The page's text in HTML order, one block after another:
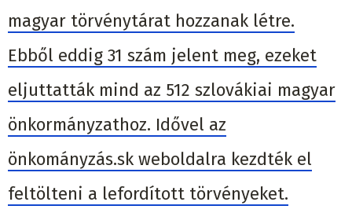
magyar törvénytárat hozzanak létre.
Ebből eddig 31 szám jelent meg, ezeket
eljuttatták mind az 512 szlovákiai magyar
önkormányzathoz. Idővel az
önkományzás.sk weboldalra kezdték el
feltölteni a lefordított törvényeket.